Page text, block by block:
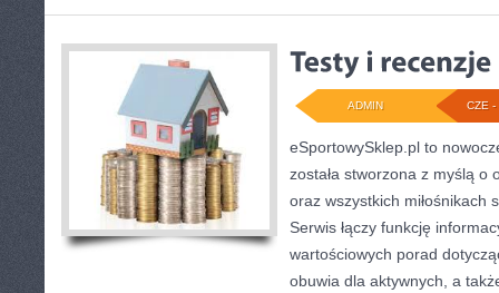
CZE -
ADMIN
eSportowySklep.pl to
została stworzona z myślą o
oraz wszystkich miłośnikach
Serwis łączy funkcję
wartościowych porad
obuwia dla aktywnych, a